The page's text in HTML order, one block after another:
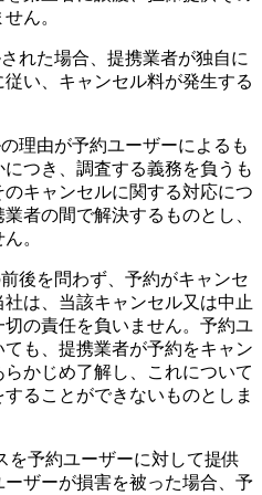
ん。
れた場合、提携業者が独自に
い、キャンセル料が発生する
理由が予約ユーザーによるも
つき、調査する義務を負うも
キャンセルに関する対応につ
者の間で解決するものとし、
。
後を問わず、予約がキャンセ
は、当該キャンセル又は中止
の責任を負いません。予約ユ
も、提携業者が予約をキャン
かじめ了解し、これについて
ることができないものとしま
を予約ユーザーに対して提供
ザーが損害を被った場合、予